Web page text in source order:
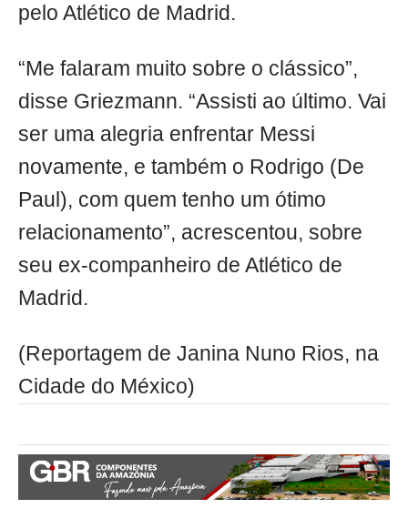
pelo Atlético de Madrid.
“Me falaram muito sobre o clássico”,
disse Griezmann. “Assisti ao último. Vai
ser uma alegria enfrentar Messi
novamente, e também o Rodrigo (De
Paul), com quem tenho um ótimo
relacionamento”, acrescentou, sobre
seu ex-companheiro de Atlético de
Madrid.
(Reportagem de Janina Nuno Rios, na
Cidade do México)